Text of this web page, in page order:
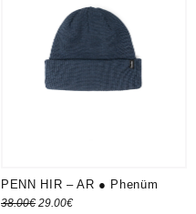
PENN HIR – AR ● Phenüm
38.00€ Le prix
29.00€Le prix